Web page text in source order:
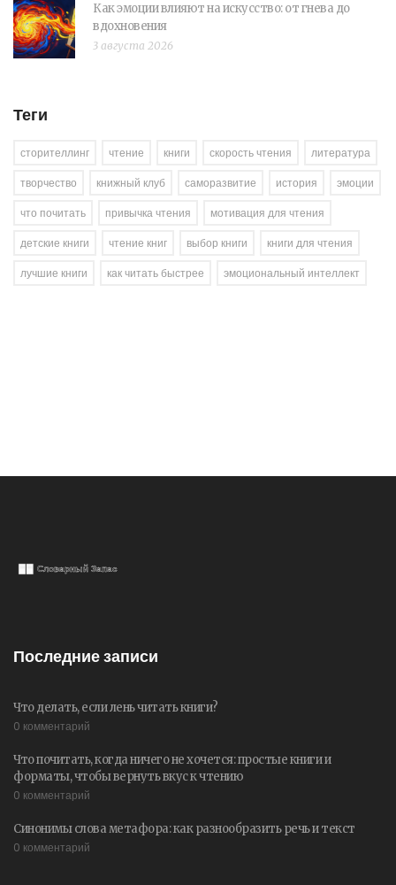
Как эмоции влияют на искусство: от гнева до
вдохновения
3 августа 2026
Теги
сторителлинг чтение книги скорость чтения
литература
творчество
книжный клуб саморазвитие история
эмоции
что почитать
привычка чтения
мотивация для чтения
детские книги
чтение книг выбор книги
книги для чтения
лучшие книги
как читать быстрее эмоциональный интеллект
Последние записи
Что делать, если лень читать книги?
0 комментарий
Что почитать, когда ничего не хочется: простые книги и
форматы, чтобы вернуть вкус к чтению
0 комментарий
Синонимы слова метафора: как разнообразить речь и текст
0 комментарий